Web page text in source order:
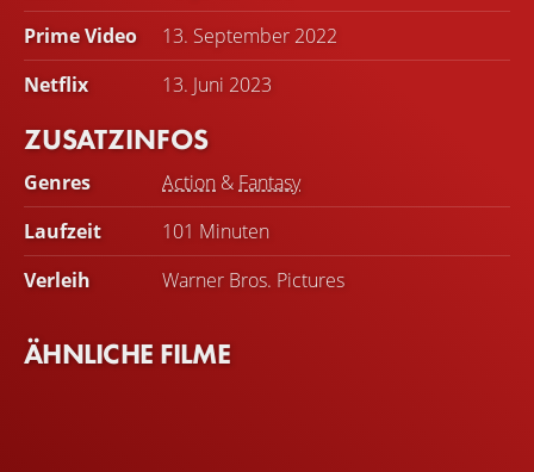
Prime Video
13. September 2022
Netflix
13. Juni 2023
ZUSATZINFOS
Genres Action & Fantasy
Laufzeit
101 Minuten
Verleih
Warner Bros. Pictures
ÄHNLICHE FILME